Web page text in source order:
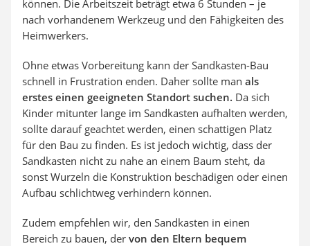
können. Die Arbeitszeit beträgt etwa 6 Stunden – je
nach vorhandenem Werkzeug und den Fähigkeiten des
Heimwerkers.
Ohne etwas Vorbereitung kann der Sandkasten-Bau
schnell in Frustration enden. Daher sollte man als
erstes einen geeigneten Standort suchen. Da sich
Kinder mitunter lange im Sandkasten aufhalten werden,
sollte darauf geachtet werden, einen schattigen Platz
für den Bau zu finden. Es ist jedoch wichtig, dass der
Sandkasten nicht zu nahe an einem Baum steht, da
sonst Wurzeln die Konstruktion beschädigen oder einen
Aufbau schlichtweg verhindern können.
Zudem empfehlen wir, den Sandkasten in einen
Bereich zu bauen, der von den Eltern bequem